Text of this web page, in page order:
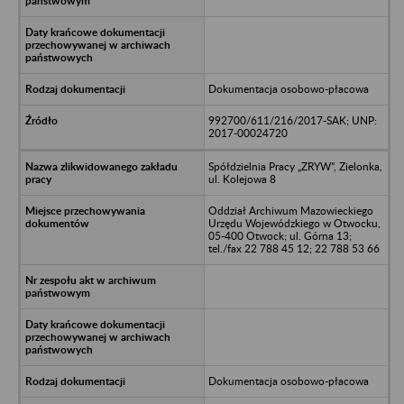
Dokumentacja osobowo-płacowa
992700/611/216/2017-SAK; UNP:
2017-00024720
Spółdzielnia Pracy „ZRYW”, Zielonka,
ul. Kolejowa 8
Oddział Archiwum Mazowieckiego
Urzędu Wojewódzkiego w Otwocku,
05-400 Otwock; ul. Górna 13;
tel./fax 22 788 45 12; 22 788 53 66
Dokumentacja osobowo-płacowa